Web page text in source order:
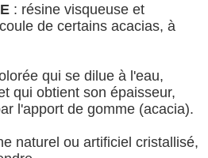
: résine visqueuse et
de certains acacias, à
qui se dilue à l'eau,
qui obtient son épaisseur,
l'apport de gomme (acacia).
naturel ou artificiel cristallisé,